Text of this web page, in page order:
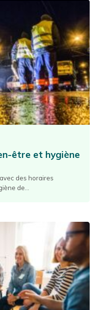
être et hygiène
des horaires
de...